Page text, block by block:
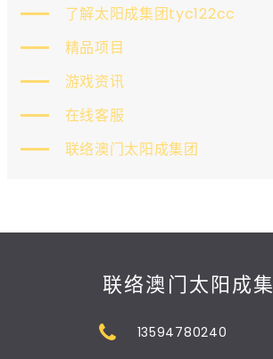
了解太阳成集团tyc122cc
精品项目
游戏资讯
在线客服
联络澳门太阳成集团
联络澳门太阳成
13594780240